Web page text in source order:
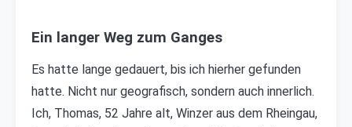
Ein langer Weg zum Ganges
Es hatte lange gedauert, bis ich hierher gefunden
hatte. Nicht nur geografisch, sondern auch innerlich.
Ich, Thomas, 52 Jahre alt, Winzer aus dem Rheingau,